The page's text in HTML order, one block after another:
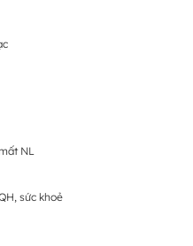
NL
sức khoẻ